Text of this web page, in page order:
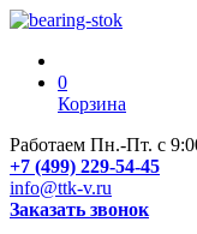
0
Корзина
Работаем Пн.-Пт. с
+7 (499) 229-54-45
info@ttk-v.ru
Заказать звонок